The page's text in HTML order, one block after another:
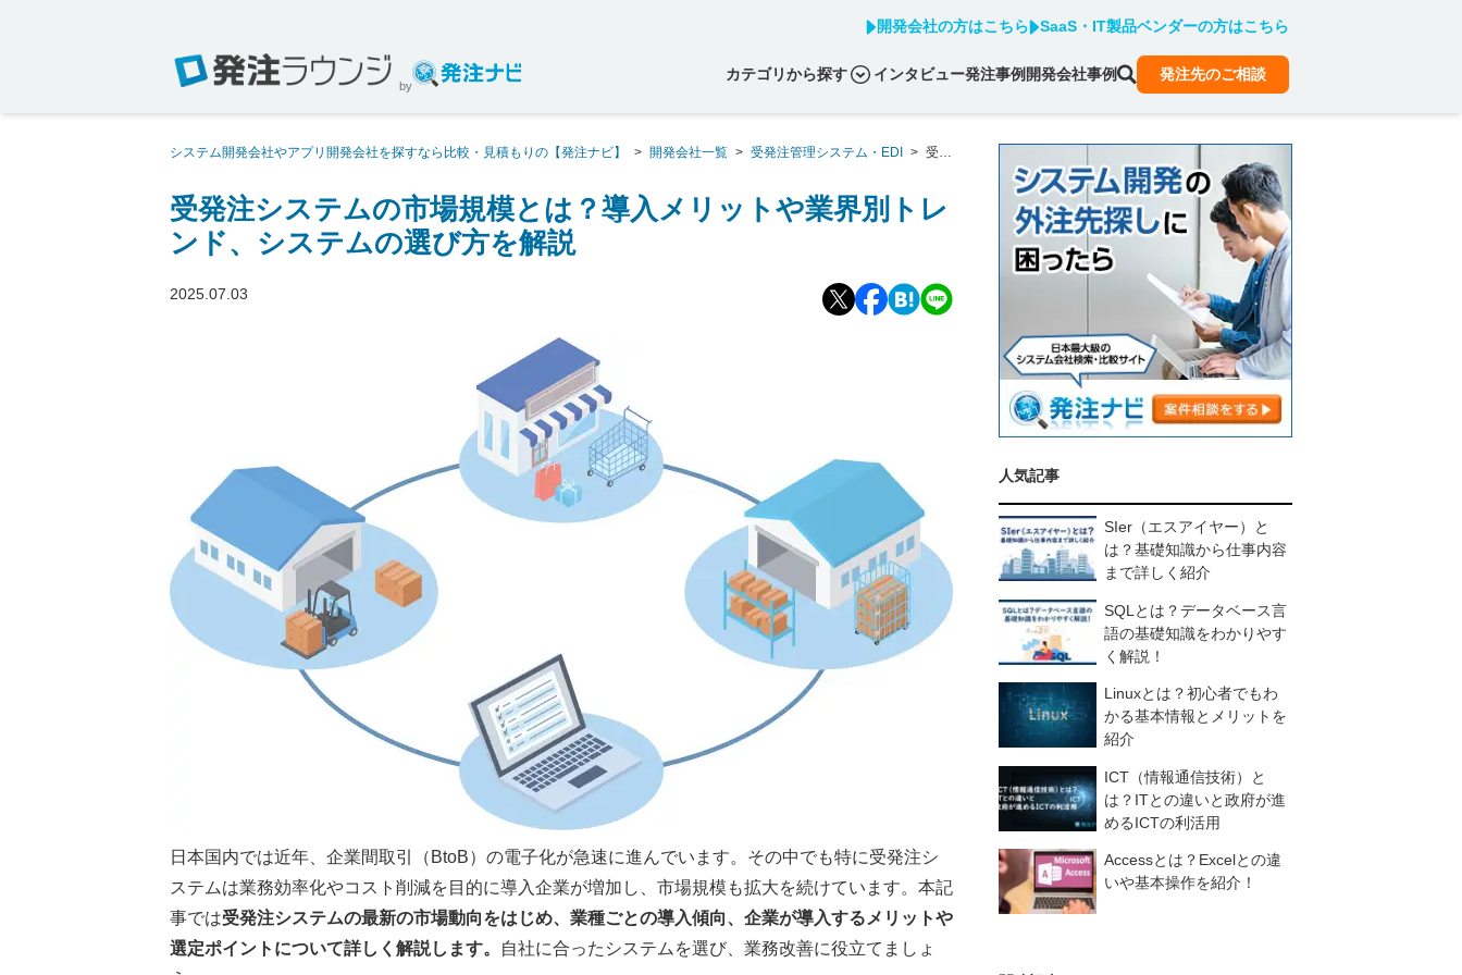
開発会社の方はこちら SaaS・IT製品ベンダーの方はこちら
by
カテゴリから探す インタビュー発注事例 開発会社事例 発注先のご相談
システム開発会社やアプリ開発会社を探すなら比較・見積もりの【発注ナビ】 > 開発会社一覧 > 受発注管理システム・EDI > 受発
受発注システムの市場規模とは？導入メリットや業界別トレ
ンド、システムの選び方を解説
2025.07.03
日本国内では近年、企業間取引（BtoB）の電子化が急速に進んでいます。その中でも特に受発注シ
ステムは業務効率化やコスト削減を目的に導入企業が増加し、市場規模も拡大を続けています。本記
事では受発注システムの最新の市場動向をはじめ、業種ごとの導入傾向、企業が導入するメリットや
選定ポイントについて詳しく解説します。
自社に合ったシステムを選び、業務改善に役立てましょ
人気記事
SIer（エスアイヤー）と
は？基礎知識から仕事内容
まで詳しく紹介
SQLとは？データベース言
語の基礎知識をわかりやす
く解説！
Linuxとは？初心者でもわ
かる基本情報とメリットを
紹介
ICT（情報通信技術）と
は？ITとの違いと政府が進
めるICTの利活用
Accessとは？Excelとの違
いや基本操作を紹介！